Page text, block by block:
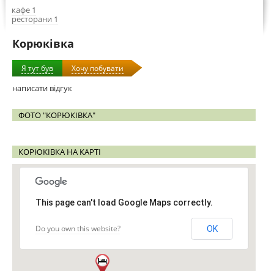
кафе 1
ресторани 1
Корюківка
Я тут був Хочу побувати
написати відгук
ФОТО "КОРЮКІВКА"
КОРЮКІВКА НА КАРТІ
This page can't load Google Maps correctly.
Do you own this website? OK